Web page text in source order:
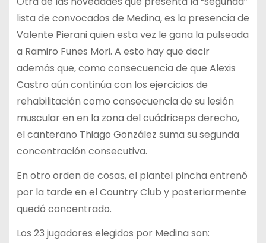
lista de convocados de Medina, es la presencia de
Valente Pierani quien esta vez le gana la pulseada
a Ramiro Funes Mori. A esto hay que decir
además que, como consecuencia de que Alexis
Castro aún continúa con los ejercicios de
rehabilitación como consecuencia de su lesión
muscular en en la zona del cuádriceps derecho,
el canterano Thiago González suma su segunda
concentración consecutiva.
En otro orden de cosas, el plantel pincha entrenó
por la tarde en el Country Club y posteriormente
quedó concentrado.
Los 23 jugadores elegidos por Medina son: